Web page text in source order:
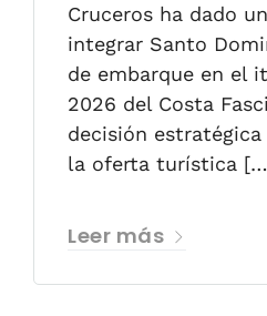
Cruceros ha dado
integrar Santo
de embarque en el
2026 del Costa
decisión
la oferta turística
Leer más